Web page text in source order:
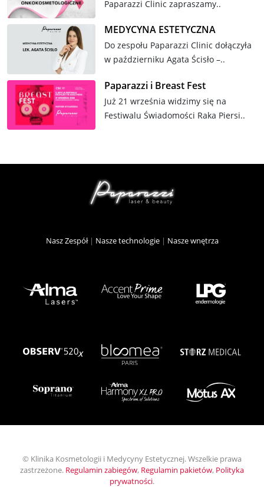
Paparazzi Clinic zapraszamy..
MEDYCYNA ESTETYCZNA
Do zespołu Paparazzi Clinic dołączyła
w październiku Agata Ścisło –..
Paparazzi i Breast Fest
Już 21 września widzimy się na
Festiwalu Świadomości Raka Piersi..
Nasz Zespół| Nasze technologie| Nasze wnętrza
© Klinika Kosmetologii i Medycyny Estetycznej. Wszelkie prawa
zastrzeżone. Regulamin zabiegów, Regulamin pakietów, Polityka
prywatności.